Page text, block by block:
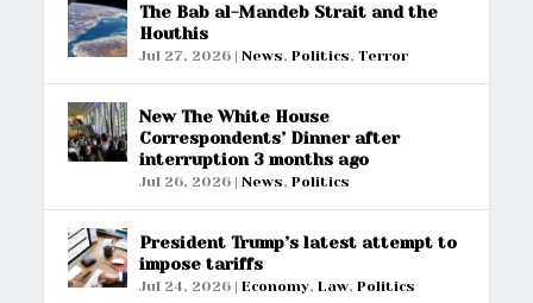
The Bab al-Mandeb Strait and the
Houthis
Jul 27, 2026 |News,Politics,Terror
New The White House
Correspondents’ Dinner after
interruption 3 months ago
Jul 26, 2026 |News,Politics
President Trump’s latest attempt to
impose tariffs
Jul 24, 2026 |Economy,Law,Politics